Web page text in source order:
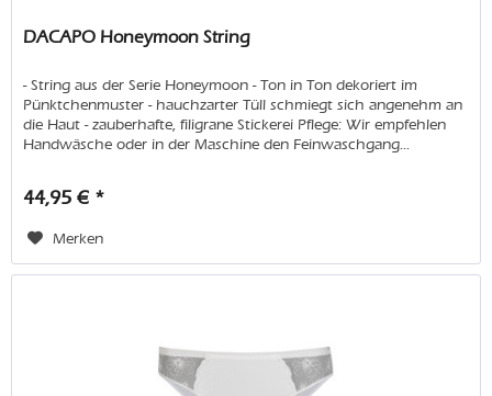
DACAPO Honeymoon String
- String aus der Serie Honeymoon - Ton in Ton dekoriert im
Pünktchenmuster - hauchzarter Tüll schmiegt sich angenehm an
die Haut - zauberhafte, filigrane Stickerei Pflege: Wir empfehlen
Handwäsche oder in der Maschine den Feinwaschgang...
44,95 € *
Merken